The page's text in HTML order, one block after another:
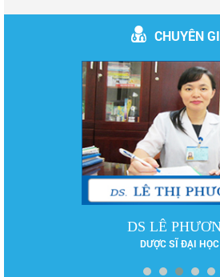
CHUYÊN
DS LÊ
DƯỢC SĨ ĐẠI HỌC